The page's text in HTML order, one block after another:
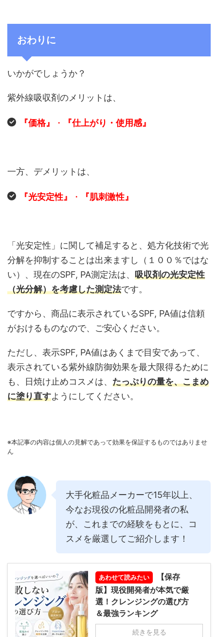
おわりに
いかがでしょうか？
紫外線吸収剤のメリットは、
『価格』 ・ 『仕上がり・使用感』
一方、デメリットは、
『光安定性』 ・ 『肌刺激性』
「光安定性」に関して補足すると、処方化技術で光
分解を抑制することは出来ますし（１００％ではな
い）、現在のSPF, PA測定法は、 吸収剤の光安定性
（光分解）を考慮した測定法です。
ですから、商品に表示されているSPF, PA値は信頼
がおけるものなので、ご安心ください。
ただし、表示SPF, PA値はあくまで目安であって、
表示されている紫外線防御効果を最大限得るために
も、日焼け止めコスメは、 たっぷりの量を、こまめ
に塗り直すようにしてください。
※本記事の内容は個人の見解であって効果を保証するものではありませ
ん
大手化粧品メーカーで15年以上、
今なお現役の化粧品開発者の私
が、これまでの経験をもとに、コ
スメを厳選してご紹介します！
あわせて読みたい
【保存
版】現役開発者が本気で厳
選！クレンジングの選び方
＆最強ランキング
続きを見る